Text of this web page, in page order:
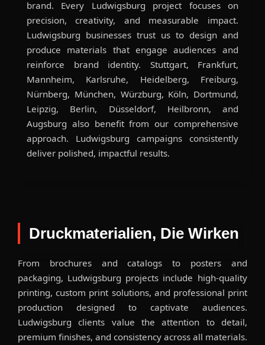
brand. Every Ludwigsburg project focuses on
precision, creativity, and measurable impact.
Ludwigsburg businesses trust us to design and
produce materials that engage audiences and
reinforce brand identity. Stuttgart, Frankfurt,
Mannheim, Karlsruhe, Heidelberg, Freiburg,
Nürnberg, München, Würzburg, Köln, Dortmund,
Leipzig, Berlin, Düsseldorf, Heilbronn, and
Augsburg also benefit from our comprehensive
approach. Ludwigsburg campaigns consistently
deliver polished, impactful results.
Druckmaterialien, Die Wirken
From brochures and catalogs to posters and
packaging, Ludwigsburg projects include high-quality
printing, custom print solutions, and professional print
production designed to captivate audiences.
Ludwigsburg clients value the attention to detail,
premium finishes, and consistency across all materials.